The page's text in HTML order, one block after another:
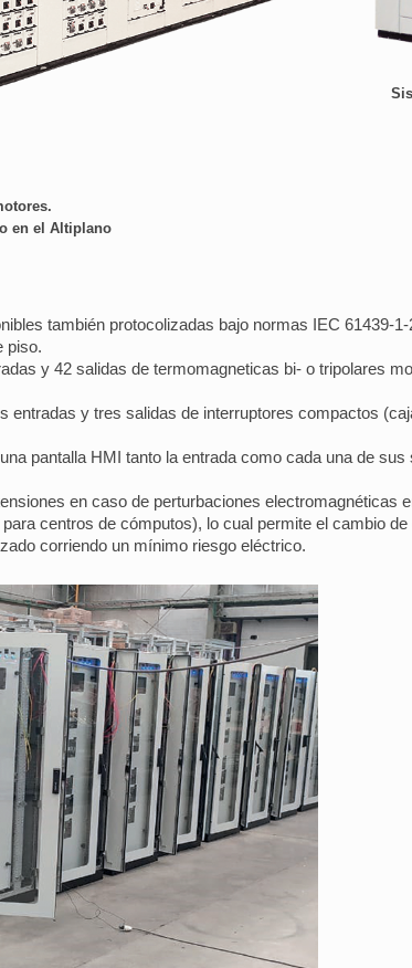
en el Altiplano
también protocolizadas bajo normas IEC 61439-
piso.
y 42 salidas de termomagneticas bi- o tripolares
entradas y tres salidas de interruptores compactos
pantalla HMI tanto la entrada como cada una de
en caso de perturbaciones electromagnéticas
centros de cómputos), lo cual permite el cambio
corriendo un mínimo riesgo eléctrico.